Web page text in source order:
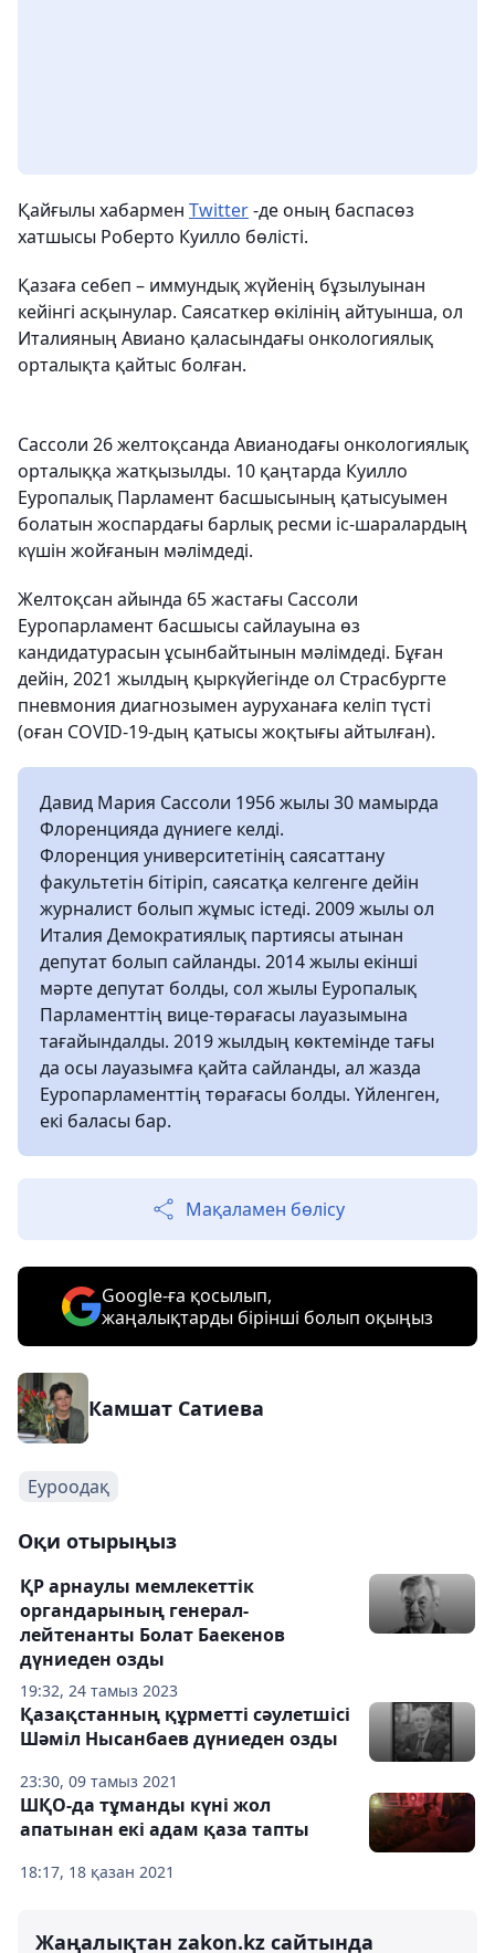
Қайғылы хабармен Twitter-де оның баспасөз
хатшысы Роберто Куилло бөлісті.
Қазаға себеп – иммундық жүйенің бұзылуынан
кейінгі асқынулар. Саясаткер өкілінің айтуынша, ол
Италияның Авиано қаласындағы онкологиялық
орталықта қайтыс болған.
Сассоли 26 желтоқсанда Авианодағы онкологиялық
орталыққа жатқызылды. 10 қаңтарда Куилло
Еуропалық Парламент басшысының қатысуымен
болатын жоспардағы барлық ресми іс-шаралардың
күшін жойғанын мәлімдеді.
Желтоқсан айында 65 жастағы Сассоли
Еуропарламент басшысы сайлауына өз
кандидатурасын ұсынбайтынын мәлімдеді. Бұған
дейін, 2021 жылдың қыркүйегінде ол Страсбургте
пневмония диагнозымен ауруханаға келіп түсті
(оған COVID-19-дың қатысы жоқтығы айтылған).
Давид Мария Сассоли 1956 жылы 30 мамырда
Флоренцияда дүниеге келді.
Флоренция университетінің саясаттану
факультетін бітіріп, саясатқа келгенге дейін
журналист болып жұмыс істеді. 2009 жылы ол
Италия Демократиялық партиясы атынан
депутат болып сайланды. 2014 жылы екінші
мәрте депутат болды, сол жылы Еуропалық
Парламенттің вице-төрағасы лауазымына
тағайындалды. 2019 жылдың көктемінде тағы
да осы лауазымға қайта сайланды, ал жазда
Еуропарламенттің төрағасы болды. Үйленген,
екі баласы бар.
Мақаламен бөлісу
Google-ға қосылып,
жаңалықтарды бірінші болып оқыңыз
Камшат Сатиева
Еуроодақ
Оқи отырыңыз
19:32, 24 тамыз 2023
ҚР арнаулы мемлекеттік
органдарының генерал-
лейтенанты Болат Баекенов
дүниеден озды
23:30, 09 тамыз 2021
Қазақстанның құрметті сәулетшісі
Шәміл Нысанбаев дүниеден озды
18:17, 18 қазан 2021
ШҚО-да тұманды күні жол
апатынан екі адам қаза тапты
Жаңалықтан zakon.kz сайтында